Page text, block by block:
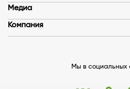
Медиа
Компания
Мы в социальных